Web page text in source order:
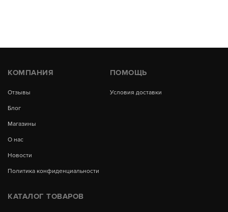
КОМПАНИЯ
Отзывы
Блог
Магазины
О нас
Новости
Политика конфиденциальности
ПОМОЩЬ
Условия доставки
КАТАЛОГ ТОВАРОВ